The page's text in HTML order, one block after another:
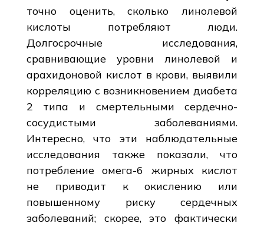
точно оценить, сколько линолевой
кислоты потребляют люди.
Долгосрочные исследования,
сравнивающие уровни линолевой и
арахидоновой кислот в крови, выявили
корреляцию с возникновением диабета
2 типа и смертельными сердечно-
сосудистыми заболеваниями.
Интересно, что эти наблюдательные
исследования также показали, что
потребление омега-6 жирных кислот
не приводит к окислению или
повышенному риску сердечных
заболеваний; скорее, это фактически